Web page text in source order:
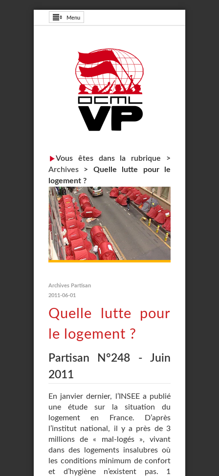
Menu
Vous êtes dans la rubrique >
Archives > Quelle lutte pour le
logement ?
Archives Partisan
2011-06-01
Quelle lutte pour
le logement ?
Partisan N°248 - Juin
2011
En janvier dernier, l’INSEE a publié
une étude sur la situation du
logement en France. D’après
l’institut national, il y a près de 3
millions de « mal-logés », vivant
dans des logements insalubres où
les conditions minimum de confort
et d’hygiène n’existent pas. 1